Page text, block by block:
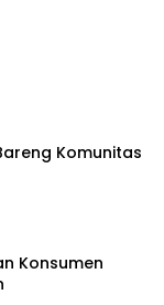
Komunitas
Konsumen